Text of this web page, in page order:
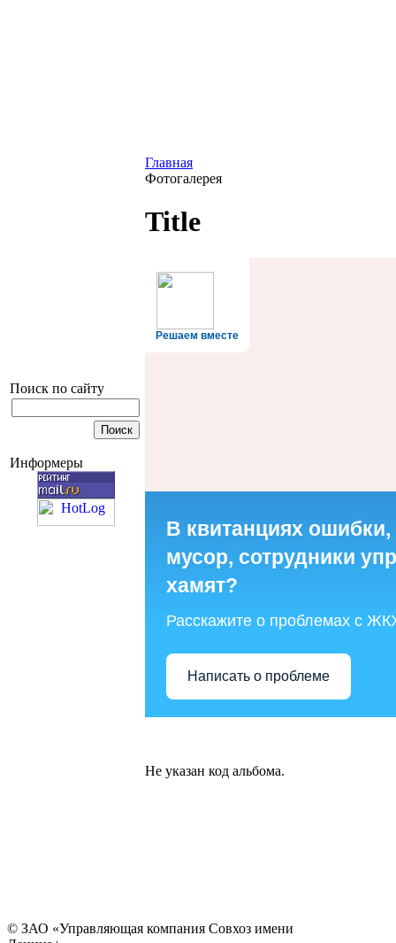
Поиск по сайту
Информеры
Главная
Фотогалерея
Title
Решаем вместе
В квитанциях
мусор, сотрудники
хамят?
Расскажите о проблемах с
Написать о проблеме
Не указан код альбома.
© ЗАО «Управляющая компания Совхоз имени